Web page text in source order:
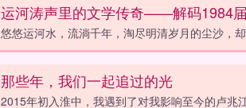
运河涛声里的文学传奇——解码1984届
悠悠运河水，流淌千年，淘尽明清岁月的尘沙，
那些年，我们一起追过的光
2015年初入淮中，我遇到了对我影响至今的卢兆江